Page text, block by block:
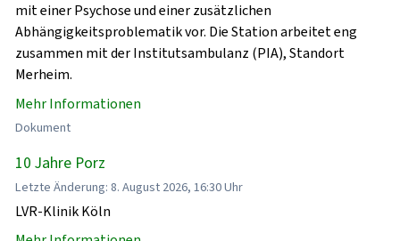
mit einer Psychose und einer zusätzlichen
Abhängigkeitsproblematik vor. Die Station arbeitet eng
zusammen mit der Institutsambulanz (PIA), Standort
Merheim.
Mehr Informationen
Dokument
10 Jahre Porz
Letzte Änderung: 8. August 2026, 16:30 Uhr
LVR-Klinik Köln